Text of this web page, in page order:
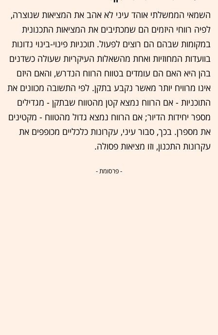
השמאי הממשלתי אוהד עיני לא אהב את המציאות שנוצרה,
לפיה רווחי היזמים הם שמכתיבים את המציאות התכנונית
במקומות שבהם הם רוצים לפעול. תוכניות פינוי-בינוי נדונות
בוועדות המחוזיות ואחת מהשאלות העיקריות שעולה כשדנים
בהן היא האם הם עומדים בטווח הרווח הנדרש, והאם היזם
אינו מרוויח יותר מאשר נקבע בתקן. לפי התשובה מכוונים את
התוכניות - אם הרווח נמצא קטן מהטווח שבתקן - מגדילים
מספר יחידות הדיור; אם הרווח נמצא גדול מהטווח - מקטינים
את מספרן. בכך, סבור עיני, עקרונות כלכליים מכופפים את
עקרונות התכנון, וזו מציאות פסולה.
- פרסומת -